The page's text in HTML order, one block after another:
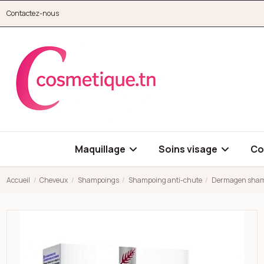
Contactez-nous
Maquillage Soins visage
Accueil Cheveux Shampoings Shampoing anti-chute Dermagen